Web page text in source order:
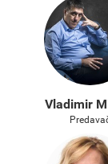
Vladimir